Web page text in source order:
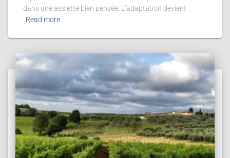
dans une assiette bien pensée. L’adaptation devient
Read more